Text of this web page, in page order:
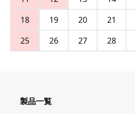
18
19 20 21
25
26 27 28
製品一覧